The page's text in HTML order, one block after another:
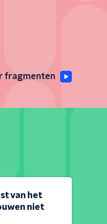
fragmenten
van het
niet